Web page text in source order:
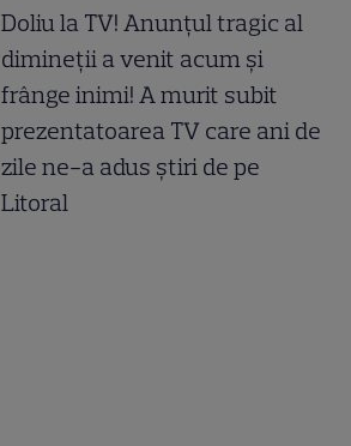
Doliu la TV! Anunțul tragic al
dimineții a venit acum și
frânge inimi! A murit subit
prezentatoarea TV care ani de
zile ne-a adus știri de pe
Litoral